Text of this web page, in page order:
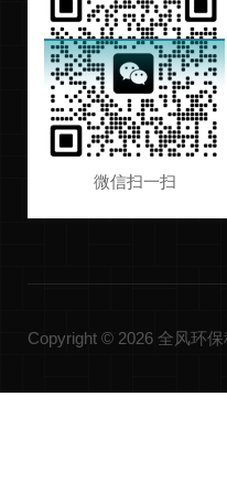
微信扫一扫
Copyright © 2026 全风环